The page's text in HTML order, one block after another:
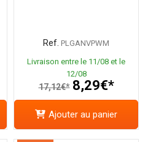
Ref. PLGANVPWM
Livraison entre le 11/08 et le
12/08
17,12€* 8,29€*
Ajouter au panier